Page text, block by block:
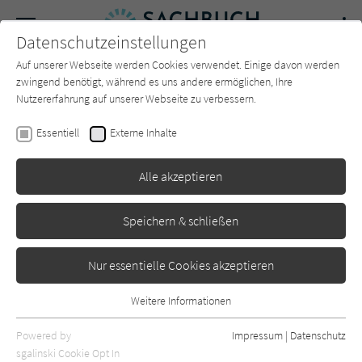
SUCHE Forum Charts Newsletter
Riley Black
Dinosaurier
Goldmann
Datenschutzeinstellungen
Auf unserer Webseite werden Cookies verwendet. Einige davon werden
zwingend benötigt, während es uns andere ermöglichen, Ihre
Nutzererfahrung auf unserer Webseite zu verbessern.
Essentiell Externe Inhalte
Alle akzeptieren
Speichern & schließen
Nur essentielle Cookies akzeptieren
Essentielle Cookies werden für grundlegende Funktionen der
Webseite benötigt. Dadurch ist gewährleistet, dass die Webseite
Weitere Informationen
Powered by
sgalinski Cookie Opt In
Impressum | Datenschutz